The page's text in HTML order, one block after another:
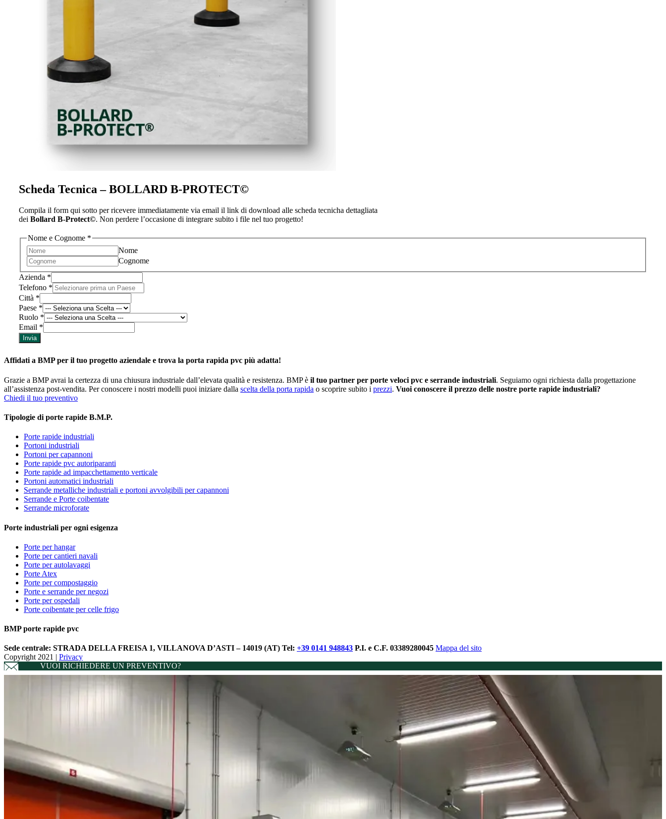
Scheda Tecnica – BOLLARD B-PROTECT©
Compila il form qui sotto per ricevere immediatamente via email il link di download alle scheda tecnicha dettagliata
dei Bollard B-Protect©. Non perdere l’occasione di integrare subito i file nel tuo progetto!
Nome e Cognome *
Nome
Cognome
Azienda *
Telefono *
Città *
Paese *
Ruolo *
Cognome
Azienda
Città
Email *
Invia
Affidati a BMP per il tuo progetto aziendale e trova la porta rapida pvc più adatta!
Grazie a BMP avrai la certezza di una chiusura industriale dall’elevata qualità e resistenza. BMP è il tuo partner per porte veloci pvc e serrande industriali. Seguiamo ogni richiesta dalla progettazione
all’assistenza post-vendita. Per conoscere i nostri modelli puoi iniziare dalla scelta della porta rapida o scoprire subito i prezzi. Vuoi conoscere il prezzo delle nostre porte rapide industriali?
Chiedi il tuo preventivo
Tipologie di porte rapide B.M.P.
Porte rapide industriali
Portoni industriali
Portoni per capannoni
Porte rapide pvc autoriparanti
Porte rapide ad impacchettamento verticale
Portoni automatici industriali
Serrande metalliche industriali e portoni avvolgibili per capannoni
Serrande e Porte coibentate
Serrande microforate
Porte industriali per ogni esigenza
Porte per hangar
Porte per cantieri navali
Porte per autolavaggi
Porte Atex
Porte per compostaggio
Porte e serrande per negozi
Porte per ospedali
Porte coibentate per celle frigo
BMP porte rapide pvc
Sede centrale: STRADA DELLA FREISA 1, VILLANOVA D’ASTI – 14019 (AT) Tel: +39 0141 948843 P.I. e C.F. 03389280045 Mappa del sito
Copyright 2021 | Privacy
VUOI RICHIEDERE UN PREVENTIVO?